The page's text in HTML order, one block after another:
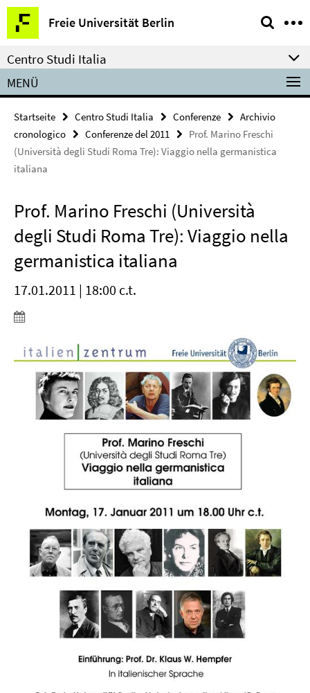
Springe
direkt
zu
Inhalt
Freie Universität Berlin
Service-
Navigation
Centro Studi Italia
MENÜ
Startseite Centro Studi Italia Conferenze
Archivio
cronologico
Conferenze del 2011
Prof. Marino Freschi
(Università degli Studi Roma Tre): Viaggio nella germanistica
italiana
Prof. Marino Freschi (Università
degli Studi Roma Tre): Viaggio nella
germanistica italiana
17.01.2011 | 18:00 c.t.